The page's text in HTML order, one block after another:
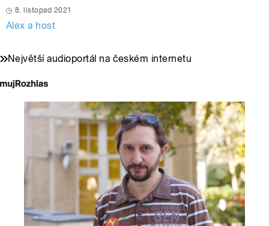
8. listopad 2021
Alex a host
Největší audioportál na českém internetu